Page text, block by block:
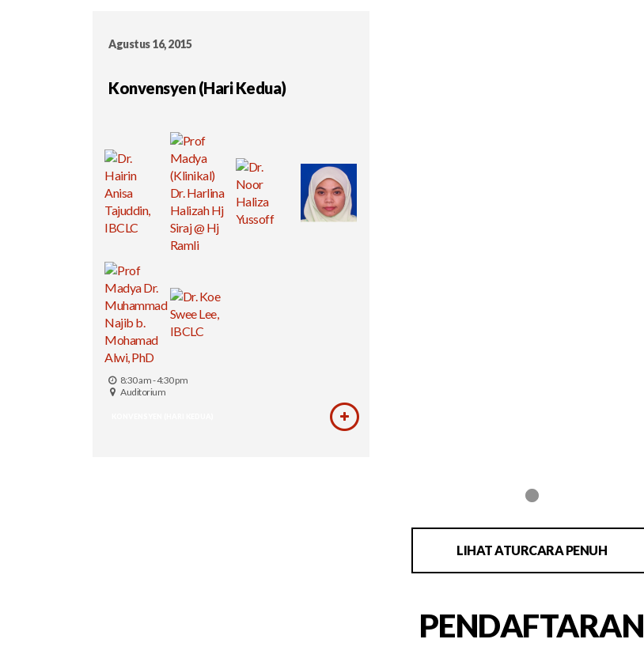
Agustus 16, 2015
Konvensyen (Hari Kedua)
8:30 am - 4:30 pm
Auditorium
LIHAT ATURCARA PENUH
PENDAFTARAN